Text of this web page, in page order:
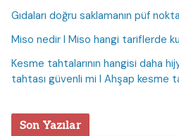
Gıdaları doğru saklamanın püf
Miso nedir I Miso hangi tariflerde
Kesme tahtalarının hangisi daha
tahtası güvenli mi I Ahşap kesme
Son Yazılar